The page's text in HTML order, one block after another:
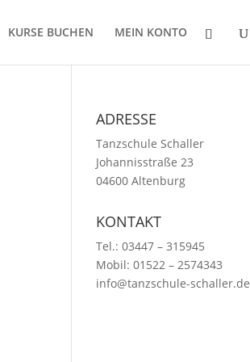
KURSE BUCHEN MEIN KONTO
ADRESSE
Tanzschule Schaller
Johannisstraße 23
04600 Altenburg
KONTAKT
Tel.: 03447 – 315945
Mobil: 01522 – 2574343
info@tanzschule-schaller.de